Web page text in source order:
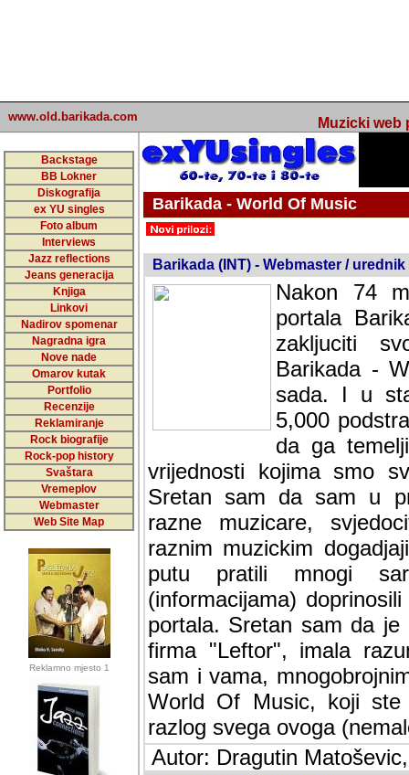
www.old.barikada.com Muzicki web
Backstage
BB Lokner
Diskografija
ex YU singles
Foto album
Interviews
Jazz reflections
Jeans generacija
Knjiga
Linkovi
Nadirov spomenar
Nagradna igra
Nove nade
Omarov kutak
Portfolio
Recenzije
Reklamiranje
Rock biografije
Rock-pop history
Svaštara
Vremeplov
Webmaster
Web Site Map
Reklamno mjesto 1
Barikada - World Of Music
Barikada (INT) - Webmaster / urednik
Nakon 74
portala
zakljuciti
Barikada -
sada. I u
5,000
da ga
vrijednosti kojima smo
Sretan sam da sam u
muzicare, svjedociti
muzickim dogadjajima...
mnogi saradnici koji
doprinosili vrijednosti i
sam da je i moj web
imala razumijevanja za
mnogobrojnim
Music, koji ste ga
ovoga (nemalog) rada.
Autor: Dragutin